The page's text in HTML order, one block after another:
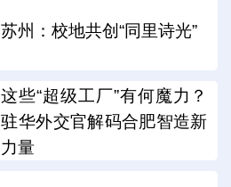
苏州：校地共创“同里诗光”
这些“超级工厂”有何魔力？
驻华外交官解码合肥智造新
力量